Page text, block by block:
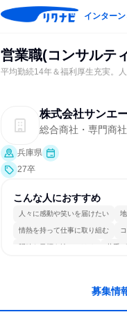
インターン
営業職(コンサルテ
平均勤続14年＆福利厚生充実。
株式会社サンエ
総合商社・専門商
兵庫県
27卒
こんな人におすすめ
人々に感動や笑いを届けたい
情熱を持って仕事に取り組む
明確な目標を追いかける 若手
募集情